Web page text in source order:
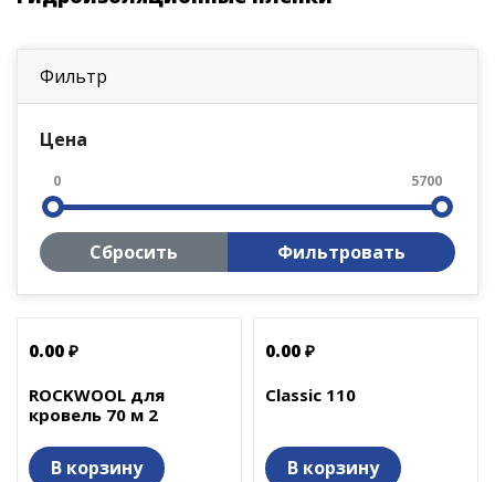
Фильтр
Цена
0 5700
Сбросить Фильтровать
0.00 ₽
ROCKWOOL для
кровель 70 м 2
В корзину
0.00 ₽
Classic 110
В корзину